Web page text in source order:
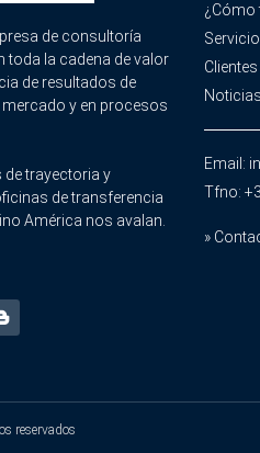
de consultoría
toda la cadena de valor
de resultados de
y en procesos
de trayectoria y
de transferencia
América nos avalan.
¿Cómo
Clientes
Email:
Tfno:
»
reservados